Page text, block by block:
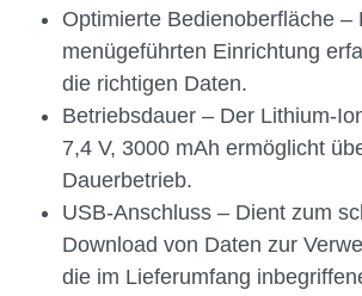
Optimierte Bedienoberfläche –
menügeführten Einrichtung
die richtigen Daten.
Betriebsdauer – Der Lithium-
7,4 V, 3000 mAh ermöglicht
Dauerbetrieb.
USB-Anschluss – Dient zum
Download von Daten zur
die im Lieferumfang